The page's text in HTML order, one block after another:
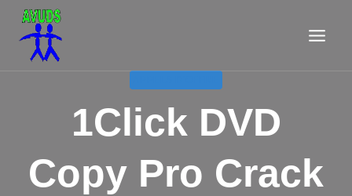
Aller
contenu
1Click DVD
Copy Pro Crack